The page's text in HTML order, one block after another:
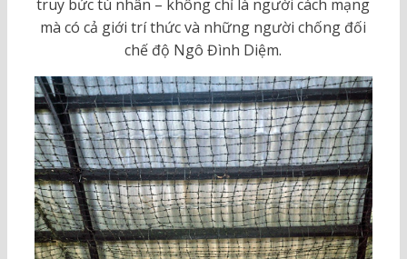
truy bức tù nhân – không chỉ là người cách mạng
mà có cả giới trí thức và những người chống đối
chế độ Ngô Đình Diệm.